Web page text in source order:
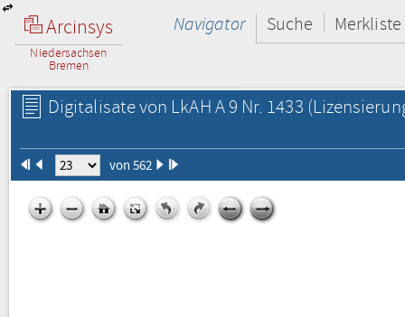
Arcinsys
Niedersachsen
Bremen
Navigator Suche Merkliste
Digitalisate von LkAH A 9 Nr. 1433
von 562